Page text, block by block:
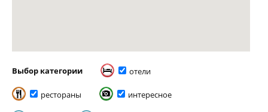
Выбор категории отели
рестораны интересное